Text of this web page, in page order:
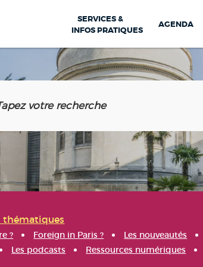
SERVICES &
INFOS PRATIQUES
AGENDA
thématiques
? Foreign in Paris ? Les nouveautés
Les podcasts Ressources numériques